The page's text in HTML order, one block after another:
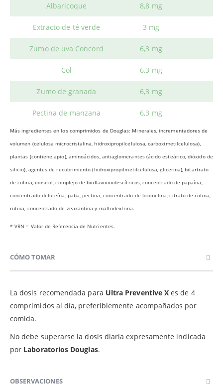
Albaricoque 8,8 mg
Extracto de té verde 3 mg
Zumo de uva Concord 6,3 mg
Col 6,3 mg
Zumo de granada 6,3 mg
Pectina de manzana 6,3 mg
Más ingredientes en los comprimidos de Douglas: Minerales, incrementadores de
volumen (celulosa microcristalina, hidroxipropilcelulosa, carboximetilcelulosa),
plantas (contiene apio), aminoácidos, antiaglomerantes (ácido esteárico, dióxido de
silicio), agentes de recubrimiento (hidroxipropilmetilcelulosa, glicerina), bitartrato
de colina, inositol, complejo de bioflavonoidescítricos, concentrado de papaína,
concentrado deluteína, paba, pectina, concentrado de bromelina, citrato de colina,
rutina, concentrado de zeaxantina y maltodextrina.
* VRN = Valor de Referencia de Nutrientes.
CÓMO TOMAR
La dosis recomendada para Ultra Preventive Xes de 4
comprimidos al día, preferiblemente acompañados por
comida.
No debe superarse la dosis diaria expresamente indicada
por Laboratorios Douglas.
OBSERVACIONES